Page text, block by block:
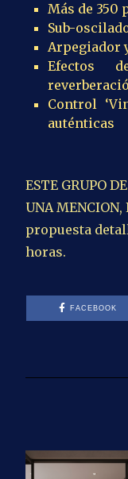
Más de 350
Sub-
Arpegiador
Efectos
Control
auténticas
ESTE GRUPO
UNA
propuesta
horas.
FACEBOOK